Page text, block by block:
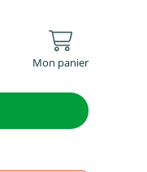
Mon panier